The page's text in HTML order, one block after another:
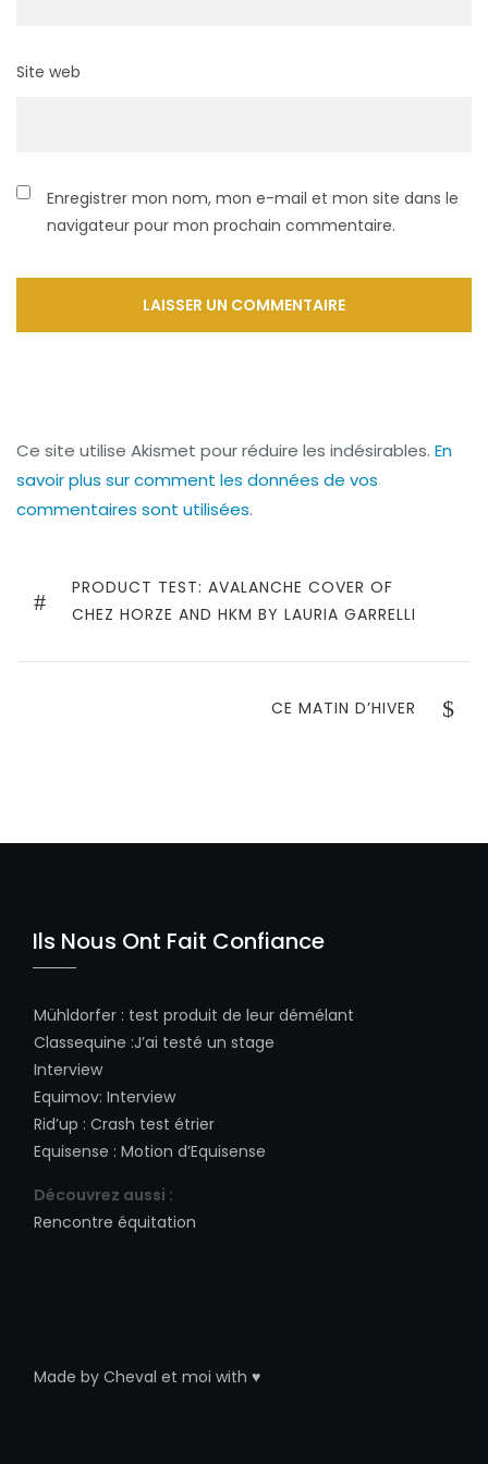
Site web
Enregistrer mon nom, mon e-mail et mon site dans le
navigateur pour mon prochain commentaire.
Ce site utilise Akismet pour réduire les indésirables. En
savoir plus sur comment les données de vos
commentaires sont utilisées.
de
l’article
PREVIOUS
POST
PRODUCT TEST: AVALANCHE COVER OF
CHEZ HORZE AND HKM BY LAURIA GARRELLI
NEXT
CE MATIN D’HIVER
Ils Nous Ont Fait Confiance
Mühldorfer : test produit de leur démélant
Classequine :J’ai testé un stage
Interview
Equimov: Interview
Rid’up : Crash test étrier
Equisense : Motion d’Equisense
Découvrez aussi :
Rencontre équitation
Made by Cheval et moi with ♥